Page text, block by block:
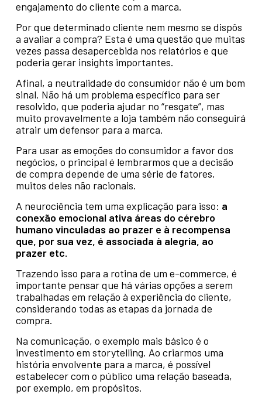
engajamento do cliente com a marca.
Por que determinado cliente nem mesmo se dispôs
a avaliar a compra? Esta é uma questão que muitas
vezes passa desapercebida nos relatórios e que
poderia gerar insights importantes.
Afinal, a neutralidade do consumidor não é um bom
sinal. Não há um problema específico para ser
resolvido, que poderia ajudar no “resgate”, mas
muito provavelmente a loja também não conseguirá
atrair um defensor para a marca.
Para usar as emoções do consumidor a favor dos
negócios, o principal é lembrarmos que a decisão
de compra depende de uma série de fatores,
muitos deles não racionais.
A neurociência tem uma explicação para isso: a
conexão emocional ativa áreas do cérebro
humano vinculadas ao prazer e à recompensa
que, por sua vez, é associada à alegria, ao
prazer etc.
Trazendo isso para a rotina de um e-commerce, é
importante pensar que há várias opções a serem
trabalhadas em relação à experiência do cliente,
considerando todas as etapas da jornada de
compra.
Na comunicação, o exemplo mais básico é o
investimento em storytelling. Ao criarmos uma
história envolvente para a marca, é possível
estabelecer com o público uma relação baseada,
por exemplo, em propósitos.